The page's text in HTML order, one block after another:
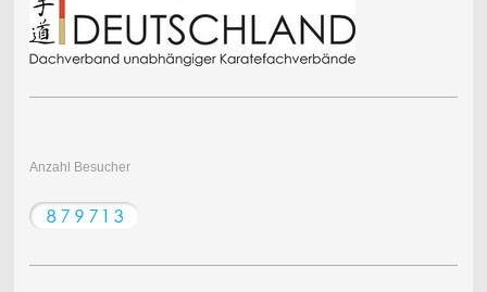
Anzahl Besucher